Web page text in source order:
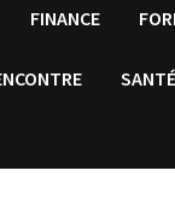
FINANCE
SANTÉ